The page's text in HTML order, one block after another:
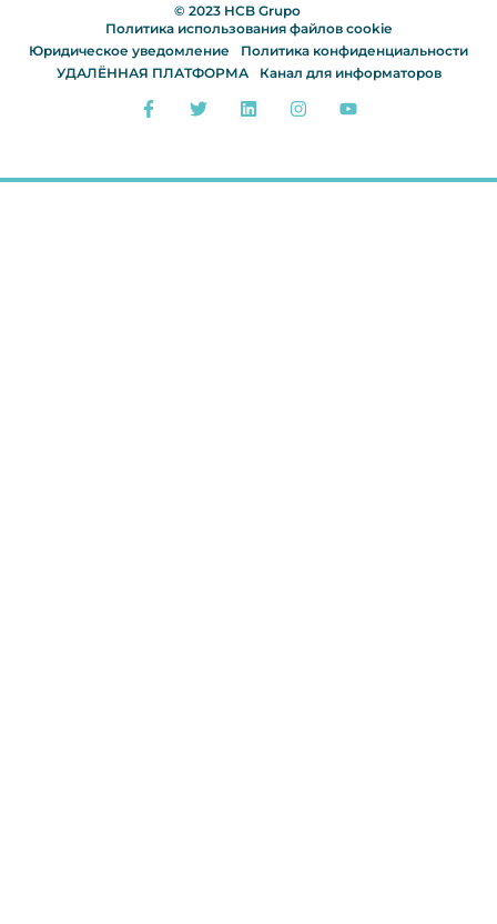
© 2023 HCB Grupo
Политика использования файлов cookie
Юридическое уведомление
Политика конфиденциальности
УДАЛЁННАЯ ПЛАТФОРМА
Канал для информаторов